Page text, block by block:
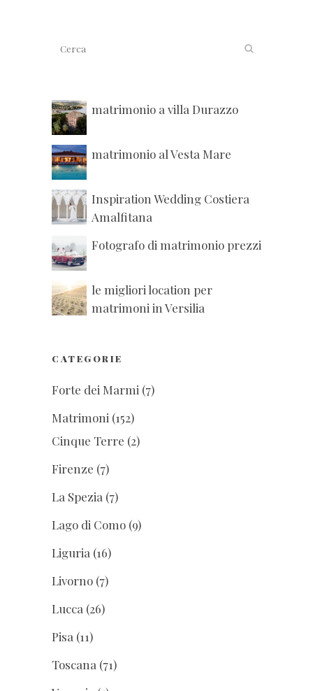
matrimonio a villa Durazzo
matrimonio al Vesta Mare
Inspiration Wedding Costiera
Amalfitana
Fotografo di matrimonio prezzi
le migliori location per
matrimoni in Versilia
CATEGORIE
Forte dei Marmi (7)
Matrimoni (152)
Cinque Terre (2)
Firenze (7)
La Spezia (7)
Lago di Como (9)
Liguria (16)
Livorno (7)
Lucca (26)
Pisa (11)
Toscana (71)